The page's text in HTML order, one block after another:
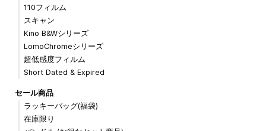
110フィルム
スキャン
Kino B&Wシリーズ
LomoChromeシリーズ
超低感度フィルム
Short Dated & Expired
セール商品
ラッキーバッグ(福袋)
在庫限り